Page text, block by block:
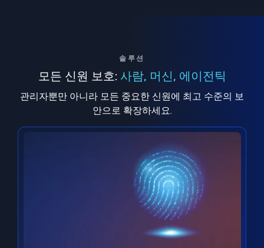
솔루션
모든 신원 보호: 사람, 머신, 에이전틱
관리자뿐만 아니라 모든 중요한 신원에 최고 수준의 보
안으로 확장하세요.